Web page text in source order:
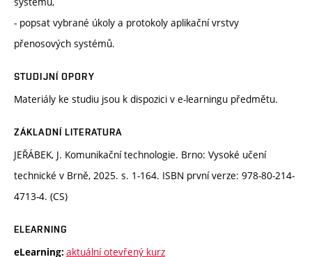
- popsat vybrané úkoly a protokoly aplikační vrstvy
přenosových systémů.
STUDIJNÍ OPORY
Materiály ke studiu jsou k dispozici v e-learningu předmětu.
ZÁKLADNÍ LITERATURA
JEŘÁBEK, J. Komunikační technologie. Brno: Vysoké učení
technické v Brně, 2025. s. 1-164. ISBN první verze: 978-80-214-
4713-4. (CS)
ELEARNING
eLearning: aktuální otevřený kurz